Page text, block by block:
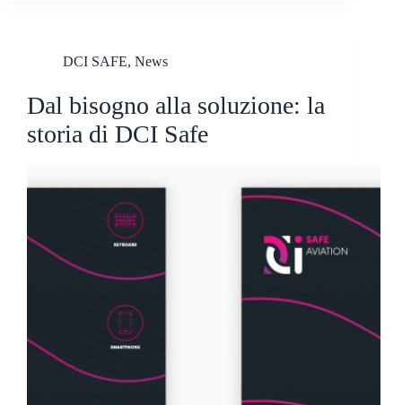
DCI SAFE, News
Dal bisogno alla soluzione: la
storia di DCI Safe